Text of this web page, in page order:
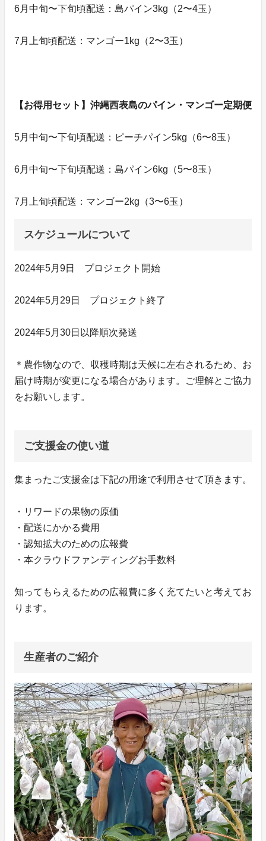
6月中旬〜下旬頃配送：島パイン3kg（2〜4玉）
7月上旬頃配送：マンゴー1kg（2〜3玉）
【お得用セット】沖縄西表島のパイン・マンゴー定期便
5月中旬〜下旬頃配送：ピーチパイン5kg（6〜8玉）
6月中旬〜下旬頃配送：島パイン6kg（5〜8玉）
7月上旬頃配送：マンゴー2kg（3〜6玉）
スケジュールについて
2024年5月9日 プロジェクト開始
2024年5月29日 プロジェクト終了
2024年5月30日以降順次発送
＊農作物なので、収穫時期は天候に左右されるため、お
届け時期が変更になる場合があります。ご理解とご協力
をお願いします。
ご支援金の使い道
集まったご支援金は下記の用途で利用させて頂きます。
・リワードの果物の原価
・配送にかかる費用
・認知拡大のための広報費
・本クラウドファンディングお手数料
知ってもらえるための広報費に多く充てたいと考えてお
ります。
生産者のご紹介